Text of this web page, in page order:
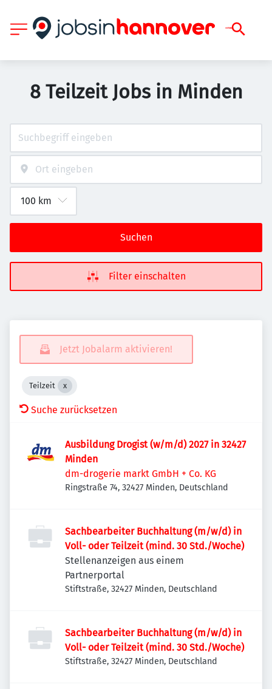
8 Teilzeit Jobs in Minden
Suchen
Filter einschalten
Jetzt Jobalarm aktivieren!
Teilzeit
Suche zurücksetzen
Ausbildung Drogist (w/m/d) 2027 in 32427
Minden
dm-drogerie markt GmbH + Co. KG
Ringstraße 74, 32427 Minden, Deutschland
Sachbearbeiter Buchhaltung (m/w/d) in
Voll- oder Teilzeit (mind. 30 Std./Woche)
Stellenanzeigen aus einem
Partnerportal
Stiftstraße, 32427 Minden, Deutschland
Sachbearbeiter Buchhaltung (m/w/d) in
Voll- oder Teilzeit (mind. 30 Std./Woche)
Stiftstraße, 32427 Minden, Deutschland